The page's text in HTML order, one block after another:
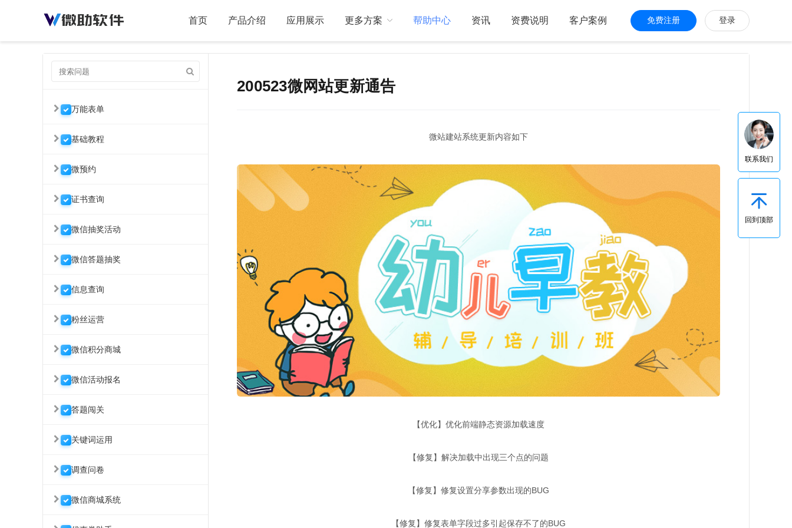
首页 产品介绍 应用展示 更多方案 帮助中心 资讯 资费说明 客户案例 免费注册 登录
万能表单
基础教程
微预约
证书查询
微信抽奖活动
微信答题抽奖
信息查询
粉丝运营
微信积分商城
微信活动报名
答题闯关
关键词运用
调查问卷
微信商城系统
200523微网站更新通告
微站建站系统更新内容如下
【优化】优化前端静态资源加载速度
【修复】解决加载中出现三个点的问题
【修复】修复设置分享参数出现的BUG
【修复】修复表单字段过多引起保存不了的BUG
联系我们
回到顶部